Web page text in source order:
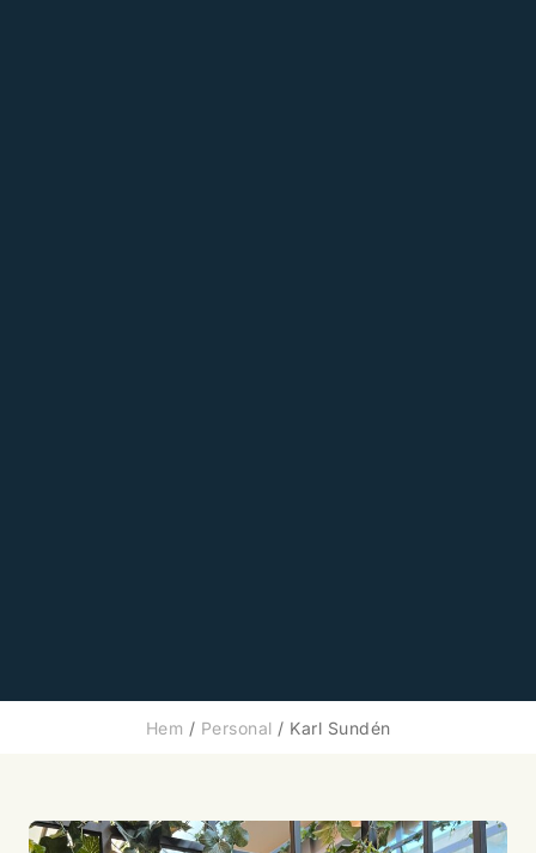
Hem / Personal / Karl Sundén